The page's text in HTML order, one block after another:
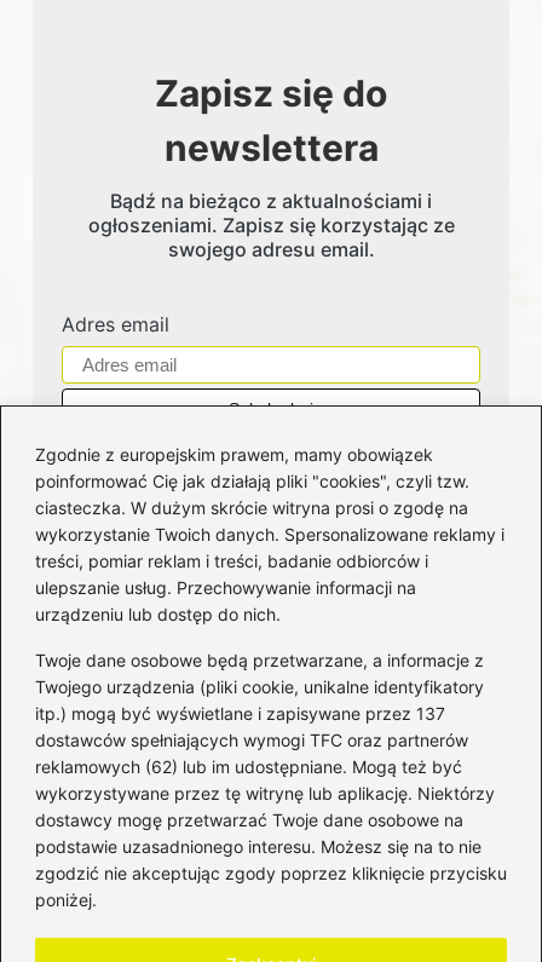
Zgodnie z europejskim prawem, mamy obowiązek
poinformować Cię jak działają pliki "cookies", czyli tzw.
ciasteczka. W dużym skrócie witryna prosi o zgodę na
wykorzystanie Twoich danych. Spersonalizowane reklamy i
treści, pomiar reklam i treści, badanie odbiorców i
ulepszanie usług. Przechowywanie informacji na
urządzeniu lub dostęp do nich.
Twoje dane osobowe będą przetwarzane, a informacje z
Twojego urządzenia (pliki cookie, unikalne identyfikatory
itp.) mogą być wyświetlane i zapisywane przez 137
dostawców spełniających wymogi TFC oraz partnerów
reklamowych (62) lub im udostępniane. Mogą też być
wykorzystywane przez tę witrynę lub aplikację. Niektórzy
dostawcy mogę przetwarzać Twoje dane osobowe na
podstawie uzasadnionego interesu. Możesz się na to nie
zgodzić nie akceptując zgody poprzez kliknięcie przycisku
poniżej.
Zapisz się do
newslettera
Bądź na bieżąco z aktualnościami i
ogłoszeniami. Zapisz się korzystając ze
swojego adresu email.
Adres email
Kategorie
Bankowość (184)
Fundusze
(36)
Giełda(28)
Inwestycje(50)
Rentowność(32)
Rozliczenia(196)
Świadczenia socjalne(59)
Waluty(22)
Windykacja(50)